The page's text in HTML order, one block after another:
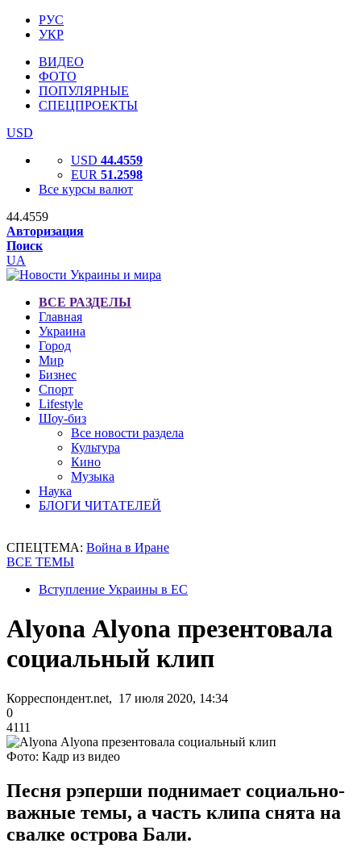
РУС
УКР
ВИДЕО
ФОТО
ПОПУЛЯРНЫЕ
СПЕЦПРОЕКТЫ
USD
USD 44.4559
EUR 51.2598
Все курсы валют
44.4559
Авторизация
Поиск
UA
ВСЕ РАЗДЕЛЫ
Главная
Украина
Город
Мир
Бизнес
Спорт
Lifestyle
Шоу-биз
Все новости раздела
Культура
Кино
Музыка
Наука
БЛОГИ ЧИТАТЕЛЕЙ
СПЕЦТЕМА: Война в Иране
ВСЕ ТЕМЫ
Вступление Украины в ЕС
Аlyona Аlyona презентовала
социальный клип
Корреспондент.net, 17 июля 2020, 14:34
0
4111
Фото: Кадр из видео
Песня рэперши поднимает социально-
важные темы, а часть клипа снята на
свалке острова Бали.